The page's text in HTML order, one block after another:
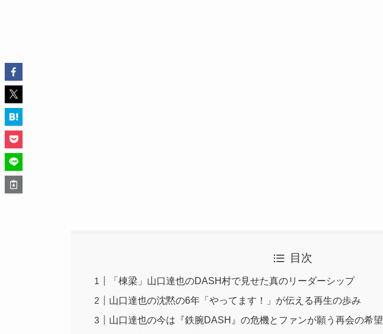
目次
「棟梁」山口達也のDASH村で見せた真のリーダーシップ
山口達也の沈黙の6年「やってます！」が伝える再生の歩み
山口達也の今は『鉄腕DASH』の危機とファンが願う再会の希望